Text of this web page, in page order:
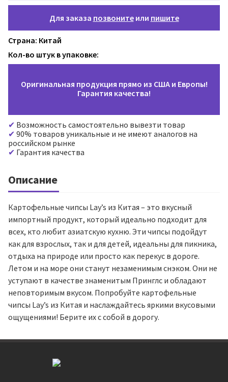
Для заказа позвонитеили пишите
Страна: Китай
Кол-во штук в упаковке:
Оригинальная продукция прямо из США и Европы!
Гарантия качества!
Возможность самостоятельно вывезти товар
90% товаров уникальные и не имеют аналогов на
российском рынке
Гарантия качества
Описание
Картофельные чипсы Lay’s из Китая – это вкусный
импортный продукт, который идеально подходит для
всех, кто любит азиатскую кухню. Эти чипсы подойдут
как для взрослых, так и для детей, идеальны для пикника,
отдыха на природе или просто как перекус в дороге.
Летом и на море они станут незаменимым снэком. Они не
уступают в качестве знаменитым Принглс и обладают
неповторимым вкусом. Попробуйте картофельные
чипсы Lay’s из Китая и наслаждайтесь яркими вкусовыми
ощущениями! Берите их с собой в дорогу.